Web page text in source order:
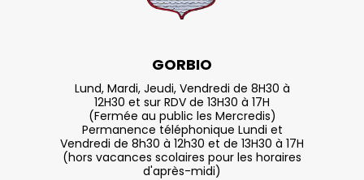
GORBIO
Lund, Mardi, Jeudi, Vendredi de 8H30 à
12H30 et sur RDV de 13H30 à 17H
(Fermée au public les Mercredis)
Permanence téléphonique Lundi et
Vendredi de 8h30 à 12h30 et de 13H30 à 17H
(hors vacances scolaires pour les horaires
d'après-midi)